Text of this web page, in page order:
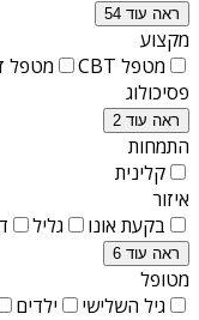
ראה עוד 54
מקצוע
מטפל CBT
מטפל
פסיכולוג
ראה עוד 2
התמחות
קלינית
איזור
בקעת אונו
גליל
ראה עוד 6
מטופל
גיל השלישי
ילדים